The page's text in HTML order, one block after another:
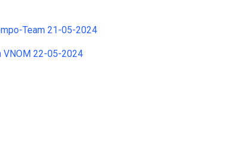
Team 21-05-2024
VNOM 22-05-2024